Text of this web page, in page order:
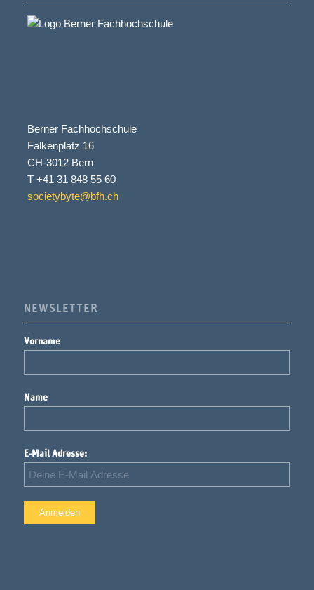
Berner Fachhochschule
Falkenplatz 16
CH-3012 Bern
T +41 31 848 55 60
societybyte@bfh.ch
NEWSLETTER
Vorname
Name
E-Mail Adresse: